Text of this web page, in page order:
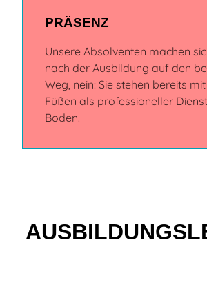
PRÄSENZ
Unsere Absolventen machen
nach der Ausbildung auf den
Weg, nein: Sie stehen bereits
Füßen als professioneller
Boden.